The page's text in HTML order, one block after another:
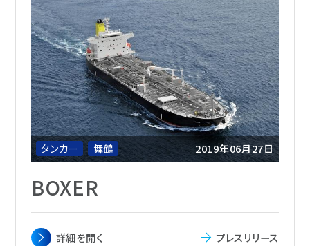
総トン数
51,035
主機関
WinGD 7RT-flex58T-D ディーゼル機関1
基
航海速力
16.75ノット
定員
30名
船級
NK
船籍
パナマ
タンカー 舞鶴 2019年06月27日
BOXER
主要寸法
全長 182.50m x 幅32.20 m x 深さ 19.05
詳細を開く プレスリリース